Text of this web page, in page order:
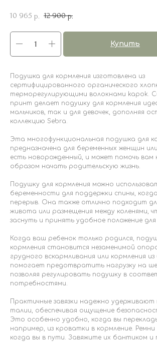
10 965 р. 12 900 р.
Купить
Подушка для кормления изготовлена из
сертифицированного органического
терморегулирующими волокнами kapok.
принт делает подушку для кормления
мальчиков, так и для девочек, дополняя
коллекцию Sebra.
Эта многофункциональная подушка для
предназначена для беременных женщин
есть новорожденный, и может помочь вам
образом начать родительскую жизнь.
Подушку для кормления можно
беременности для поддержки спины,
перерыв. Она также отлично подходит
живота или размещения между коленями,
заснуть и принять удобное положение
Когда ваш ребенок только родился,
кормления становится незаменимой
грудного вскармливания или кормления
помогает предотвратить нагрузку на
позволяя регулировать подушку в
потребностями.
Практичные завязки надежно удерживают
талии, обеспечивая ощущение
Это особенно удобно, когда вы
например, из кроватки в кормление.
когда вы в пути. Завяжите их бантиком и